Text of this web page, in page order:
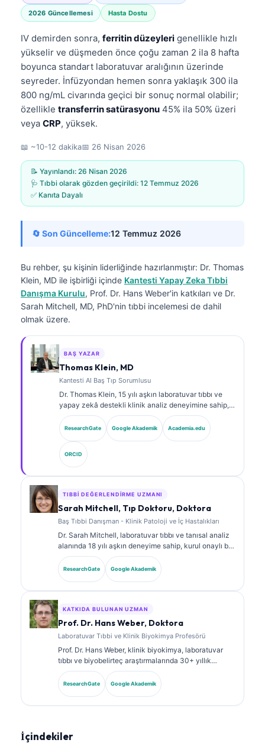
2026 Güncellemesi Hasta Dostu
IV demirden sonra, ferritin düzeyleri genellikle hızlı
yükselir ve düşmeden önce çoğu zaman 2 ila 8 hafta
boyunca standart laboratuvar aralığının üzerinde
seyreder. İnfüzyondan hemen sonra yaklaşık 300 ila
800 ng/mL civarında geçici bir sonuç normal olabilir;
özellikle transferrin satürasyonu 45% ila 50% üzeri
veya CRP, yüksek.
📖 ~10-12 dakika📅 26 Nisan 2026
📝 Yayınlandı: 26 Nisan 2026
🩺 Tıbbi olarak gözden geçirildi: 12 Temmuz 2026
✅ Kanıta Dayalı
🔄 Son Güncelleme:12 Temmuz 2026
Bu rehber, şu kişinin liderliğinde hazırlanmıştır: Dr. Thomas
Klein, MD ile işbirliği içinde Kantesti Yapay Zeka Tıbbi
Danışma Kurulu, Prof. Dr. Hans Weber'in katkıları ve Dr.
Sarah Mitchell, MD, PhD'nin tıbbi incelemesi de dahil
olmak üzere.
BAŞ YAZAR
Thomas Klein, MD
Kantesti AI Baş Tıp Sorumlusu
Dr. Thomas Klein, 15 yılı aşkın laboratuvar tıbbı ve
yapay zekâ destekli klinik analiz deneyimine sahip,
kurul onaylı bir klinik hematolog ve dâhiliye
uzmanıdır. Kantesti AI bünyesinde Tıbbi Direktör
olarak, tescilli sinir ağının tıbbi doğruluğuna ilişkin
klinik gözetim sağlar. Dr. Klein, biyobelirteç
yorumlanması ve laboratuvar tıbbı konularında
laboratuvar tanılarına ilişkin kapsamlı yayınlar
yapmıştır.
ResearchGate Google Akademik Academia.edu
ORCID
TIBBI DEĞERLENDIRME UZMANI
Sarah Mitchell, Tıp Doktoru, Doktora
Baş Tıbbi Danışman - Klinik Patoloji ve İç Hastalıkları
Dr. Sarah Mitchell, laboratuvar tıbbı ve tanısal analiz
alanında 18 yılı aşkın deneyime sahip, kurul onaylı bir
klinik patologdur. Klinik kimya alanında uzmanlık
sertifikalarına sahiptir ve klinik uygulamada
biyobelirteç panelleri ile laboratuvar analizi üzerine
ResearchGate Google Akademik
KATKIDA BULUNAN UZMAN
Prof. Dr. Hans Weber, Doktora
Laboratuvar Tıbbi ve Klinik Biyokimya Profesörü
Prof. Dr. Hans Weber, klinik biyokimya, laboratuvar
tıbbı ve biyobelirteç araştırmalarında 30+ yıllık
uzmanlığa sahiptir. Alman Klinik Kimya Derneği’nin
eski Başkanıdır; tanısal panel analizi, biyobelirteç
standardizasyonu ve yapay zeka destekli laboratuvar
ResearchGate Google Akademik
İçindekiler